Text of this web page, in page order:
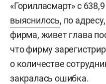
«Горилласмарт» с
выяснилось, по
фирма, живет глава
что фирму
о количестве
закралась ошибка.